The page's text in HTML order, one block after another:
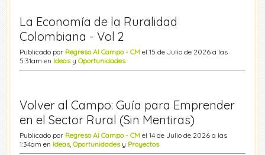
La Economía de la Ruralidad
Colombiana - Vol 2
Publicado por Regreso Al Campo - CM el 15 de Julio de 2026 a las
5:31am en Ideasy Oportunidades
Volver al Campo: Guía para Emprender
en el Sector Rural (Sin Mentiras)
Publicado por Regreso Al Campo - CM el 14 de Julio de 2026 a las
1:34am en Ideas, Oportunidadesy Proyectos